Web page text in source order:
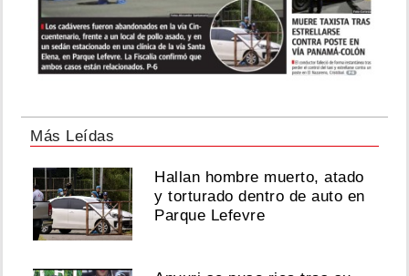
Más Leídas
Hallan hombre muerto, atado
y torturado dentro de auto en
Parque Lefevre